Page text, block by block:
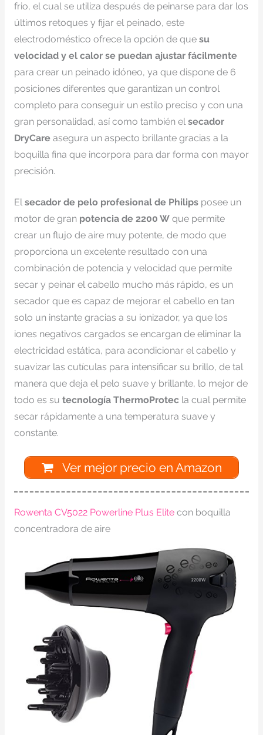
frio, el cual se utiliza después de peinarse para dar los
últimos retoques y fijar el peinado, este
electrodoméstico ofrece la opción de que su
velocidad y el calor se puedan ajustar fácilmente
para crear un peinado idóneo, ya que dispone de 6
posiciones diferentes que garantizan un control
completo para conseguir un estilo preciso y con una
gran personalidad, así como también elsecador
DryCareasegura un aspecto brillante gracias a la
boquilla fina que incorpora para dar forma con mayor
precisión.
Elsecador de pelo profesional de Philipsposee un
motor de gran potencia de 2200 Wque permite
crear un flujo de aire muy potente, de modo que
proporciona un excelente resultado con una
combinación de potencia y velocidad que permite
secar y peinar el cabello mucho más rápido, es un
secador que es capaz de mejorar el cabello en tan
solo un instante gracias a su ionizador, ya que los
iones negativos cargados se encargan de eliminar la
electricidad estática, para acondicionar el cabello y
suavizar las cutículas para intensificar su brillo, de tal
manera que deja el pelo suave y brillante, lo mejor de
todo es su tecnología ThermoProtecla cual permite
secar rápidamente a una temperatura suave y
constante.
Ver mejor precio en Amazon
Rowenta CV5022 Powerline Plus Elitecon boquilla
concentradora de aire